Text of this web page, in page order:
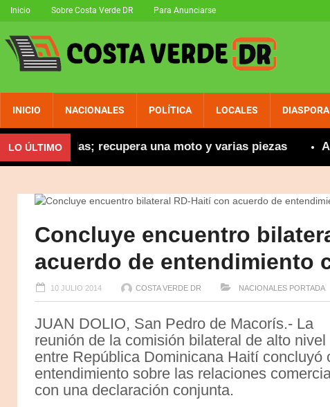
Inicio Sobre Costa Verde DR Para Anunciarse
INICIO NACIONALES POLÍTICA LOCALES DIASPORA
LO ÚLTIMO
robadas; recupera una moto y varias piezas
Concluye encuentro
acuerdo de entendimiento
10 JULIO 2014 COSTA VERDE DR NACIONALES PORTADA
JUAN DOLIO, San Pedro de Macorís.- La
reunión de la comisión bilateral de alto nivel
entre República Dominicana Haití concluyó
entendimiento sobre las relaciones
con una declaración conjunta.